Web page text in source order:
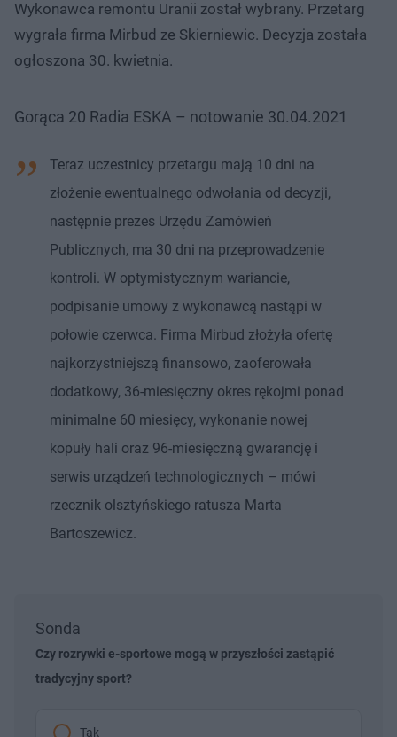
Wykonawca remontu Uranii został wybrany. Przetarg
wygrała firma Mirbud ze Skierniewic. Decyzja została
ogłoszona 30. kwietnia.
Gorąca 20 Radia ESKA – notowanie 30.04.2021
Teraz uczestnicy przetargu mają 10 dni na
złożenie ewentualnego odwołania od decyzji,
następnie prezes Urzędu Zamówień
Publicznych, ma 30 dni na przeprowadzenie
kontroli. W optymistycznym wariancie,
podpisanie umowy z wykonawcą nastąpi w
połowie czerwca. Firma Mirbud złożyła ofertę
najkorzystniejszą finansowo, zaoferowała
dodatkowy, 36-miesięczny okres rękojmi ponad
minimalne 60 miesięcy, wykonanie nowej
kopuły hali oraz 96-miesięczną gwarancję i
serwis urządzeń technologicznych – mówi
rzecznik olsztyńskiego ratusza Marta
Bartoszewicz.
Sonda
Czy rozrywki e-sportowe mogą w przyszłości zastąpić
tradycyjny sport?
Tak